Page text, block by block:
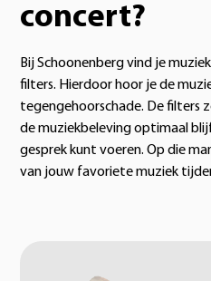
concert?
Bij Schoonenberg vind je
filters. Hierdoor hoor je de
tegengehoorschade. De filters
de muziekbeleving optimaal
gesprek kunt voeren. Op die
van jouw favoriete muziek